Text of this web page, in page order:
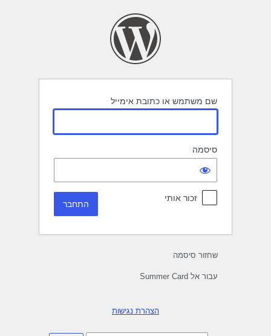
שם משתמש או כתובת אימייל
סיסמה
זכור אותי
שחזור סיסמה
עבור אל Summer Card
הצהרת נגישות